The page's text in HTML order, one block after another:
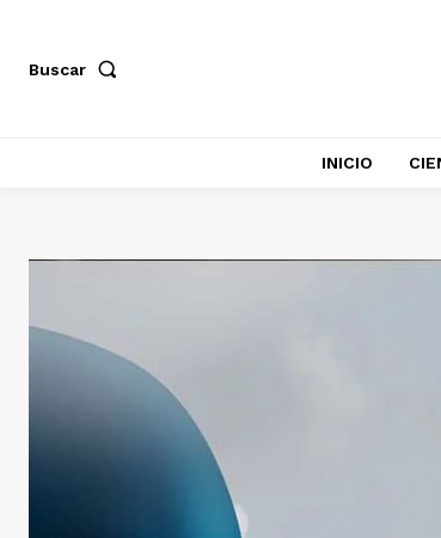
Buscar
INICIO